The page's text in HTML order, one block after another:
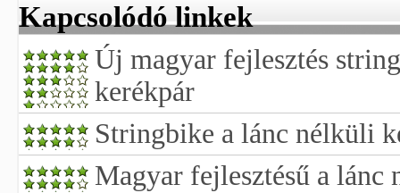
Kapcsolódó linkek
Új magyar fejlesztés
kerékpár
Stringbike a lánc nélküli
Magyar fejlesztésű a lánc